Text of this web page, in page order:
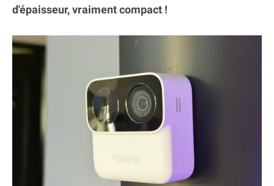
d'épaisseur, vraiment compact !